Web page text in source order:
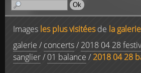
Images les plus visitéesde la galerie
galerie / concerts/ 2018 04 28
sanglier/ 01 balance / 2018 04 28